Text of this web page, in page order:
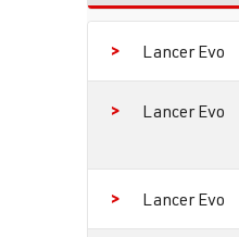
Lancer Evo
Lancer Evo
Lancer Evo